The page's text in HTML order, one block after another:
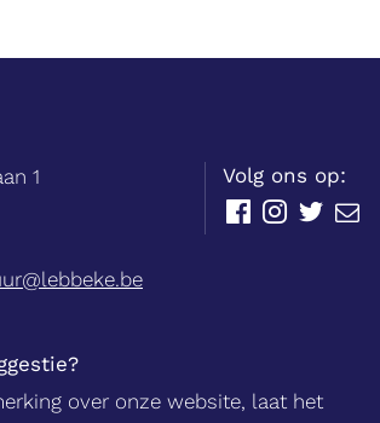
1
over onze website, laat het
Volg ons op:
FacebookInstagram
Twitter
E-